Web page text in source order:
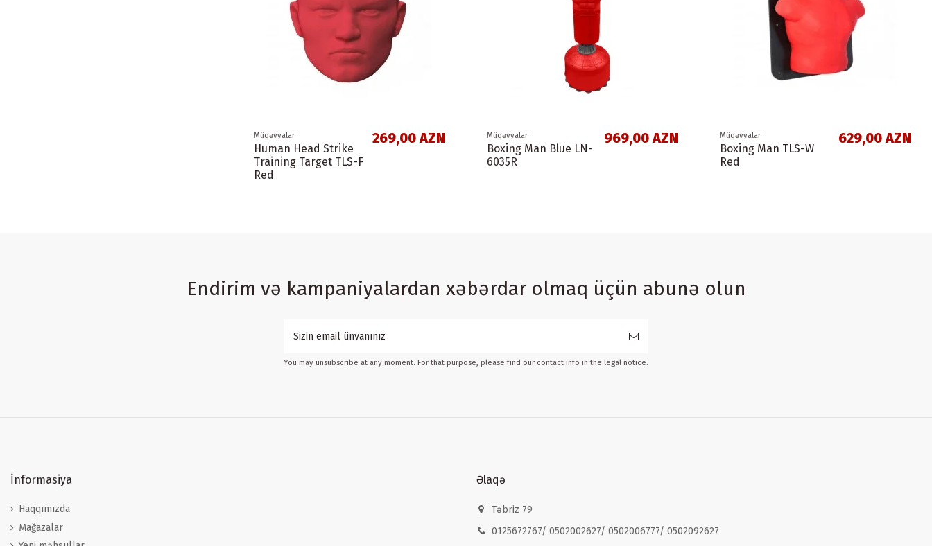
Müqəvvalar
Human Head Strike
Training Target TLS-F
Red
269,00 AZN Müqəvvalar
Boxing Man Blue LN-
6035R
969,00 AZN Müqəvvalar
Boxing Man TLS-W
Red
629,00 AZN
Endirim və kampaniyalardan xəbərdar olmaq üçün abunə olun
You may unsubscribe at any moment. For that purpose, please find our contact info in the legal notice.
İnformasiya
Haqqımızda
Mağazalar
Əlaqə
Təbriz 79
0125672767/ 0502002627/ 0502006777/ 0502092627